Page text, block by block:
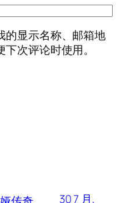
的显示名称、邮箱地
次评论时使用。
30 7 月,